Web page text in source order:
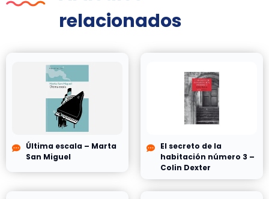
relacionados
Última escala – Marta
San Miguel
El secreto de la
habitación número 3 –
Colin Dexter